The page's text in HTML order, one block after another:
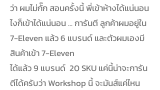
ว่า ผมไม่กั๊ก สอนครั้งนี้ พี่เข้าห้างได้แน่นอน
ไงก็เข้าได้แน่นอน ... การันตี ลูกค้าผมอยู่ใน
7-Eleven แล้ว 6 แบรนด์ และตัวผมเองมี
สินค้าเข้า 7-Eleven
ได้แล้ว 9 แบรนด์ 20 SKU แค่นี้น่าจะการัน
ตีได้ครับว่า Workshop นี้ จะมันส์แค่ไหน